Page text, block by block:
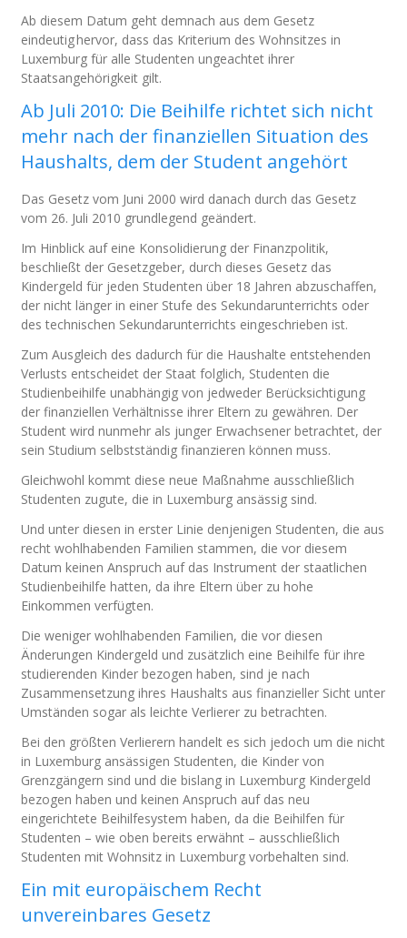
Ab diesem Datum geht demnach aus dem Gesetz
eindeutig hervor, dass das Kriterium des Wohnsitzes in
Luxemburg für alle Studenten ungeachtet ihrer
Staatsangehörigkeit gilt.
Ab Juli 2010: Die Beihilfe richtet sich nicht
mehr nach der finanziellen Situation des
Haushalts, dem der Student angehört
Das Gesetz vom Juni 2000 wird danach durch das Gesetz
vom 26. Juli 2010 grundlegend geändert.
Im Hinblick auf eine Konsolidierung der Finanzpolitik,
beschließt der Gesetzgeber, durch dieses Gesetz das
Kindergeld für jeden Studenten über 18 Jahren abzuschaffen,
der nicht länger in einer Stufe des Sekundarunterrichts oder
des technischen Sekundarunterrichts eingeschrieben ist.
Zum Ausgleich des dadurch für die Haushalte entstehenden
Verlusts entscheidet der Staat folglich, Studenten die
Studienbeihilfe unabhängig von jedweder Berücksichtigung
der finanziellen Verhältnisse ihrer Eltern zu gewähren. Der
Student wird nunmehr als junger Erwachsener betrachtet, der
sein Studium selbstständig finanzieren können muss.
Gleichwohl kommt diese neue Maßnahme ausschließlich
Studenten zugute, die in Luxemburg ansässig sind.
Und unter diesen in erster Linie denjenigen Studenten, die aus
recht wohlhabenden Familien stammen, die vor diesem
Datum keinen Anspruch auf das Instrument der staatlichen
Studienbeihilfe hatten, da ihre Eltern über zu hohe
Einkommen verfügten.
Die weniger wohlhabenden Familien, die vor diesen
Änderungen Kindergeld und zusätzlich eine Beihilfe für ihre
studierenden Kinder bezogen haben, sind je nach
Zusammensetzung ihres Haushalts aus finanzieller Sicht unter
Umständen sogar als leichte Verlierer zu betrachten.
Bei den größten Verlierern handelt es sich jedoch um die nicht
in Luxemburg ansässigen Studenten, die Kinder von
Grenzgängern sind und die bislang in Luxemburg Kindergeld
bezogen haben und keinen Anspruch auf das neu
eingerichtete Beihilfesystem haben, da die Beihilfen für
Studenten – wie oben bereits erwähnt – ausschließlich
Studenten mit Wohnsitz in Luxemburg vorbehalten sind.
Ein mit europäischem Recht
unvereinbares Gesetz